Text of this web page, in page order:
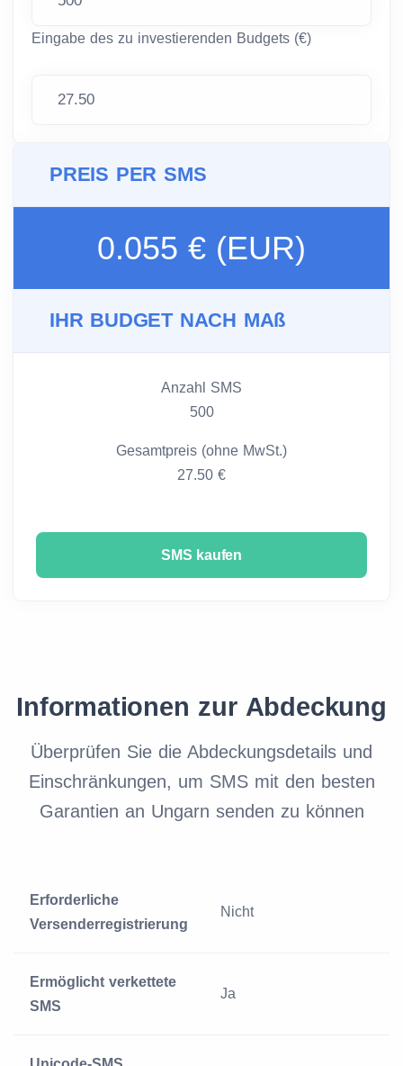
Eingabe des zu investierenden Budgets (€)
PREIS PER SMS
0.055 € (EUR)
IHR BUDGET NACH MAß
Anzahl SMS
500
Gesamtpreis (ohne MwSt.)
27.50 €
SMS kaufen
Informationen zur Abdeckung
Überprüfen Sie die Abdeckungsdetails und
Einschränkungen, um SMS mit den besten
Garantien an Ungarn senden zu können
Erforderliche
Versenderregistrierung
Nicht
Ermöglicht verkettete
SMS
Ja